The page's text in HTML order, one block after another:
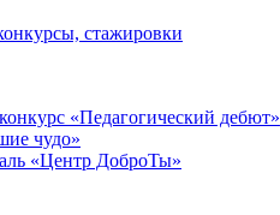
стажировки
«Педагогический дебют»
чудо»
«Центр ДоброТы»